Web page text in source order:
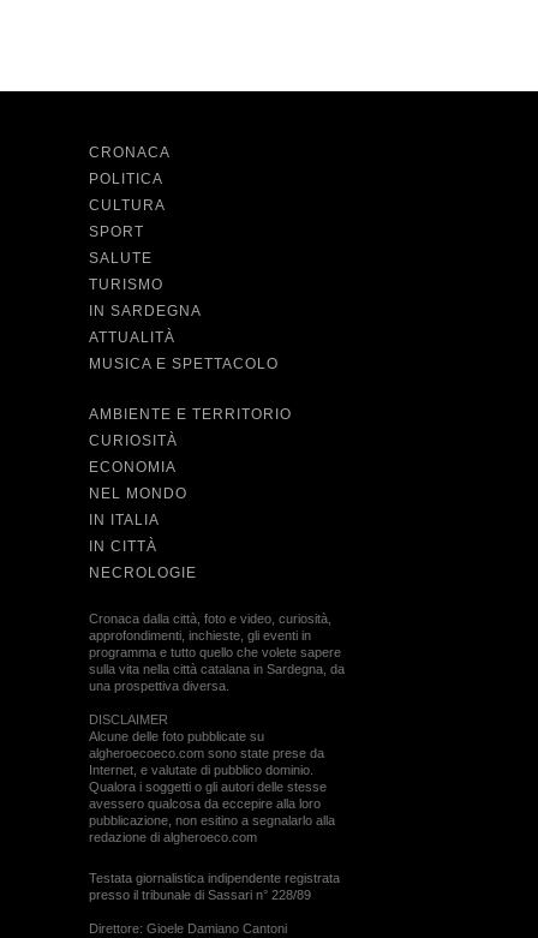
CRONACA
POLITICA
CULTURA
SPORT
SALUTE
TURISMO
IN SARDEGNA
ATTUALITÀ
MUSICA E SPETTACOLO
AMBIENTE E TERRITORIO
CURIOSITÀ
ECONOMIA
NEL MONDO
IN ITALIA
IN CITTÀ
NECROLOGIE
Cronaca dalla città, foto e video, curiosità,
approfondimenti, inchieste, gli eventi in
programma e tutto quello che volete sapere
sulla vita nella città catalana in Sardegna, da
una prospettiva diversa.
DISCLAIMER
Alcune delle foto pubblicate su
algheroecoeco.com sono state prese da
Internet, e valutate di pubblico dominio.
Qualora i soggetti o gli autori delle stesse
avessero qualcosa da eccepire alla loro
pubblicazione, non esitino a segnalarlo alla
redazione di algheroeco.com
Testata giornalistica indipendente registrata
presso il tribunale di Sassari n° 228/89
Direttore: Gioele Damiano Cantoni